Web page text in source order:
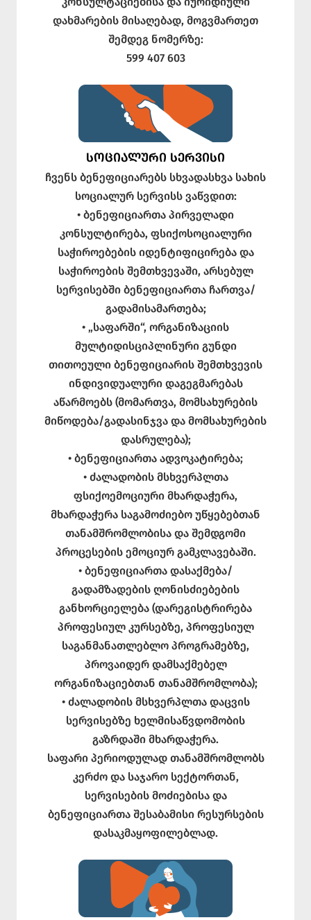
დახმარების მისაღებად, მოგვმართეთ
შემდეგ ნომერზე:
599 407 603
ᲡᲝᲪᲘᲐᲚᲣᲠᲘ ᲡᲔᲠᲕᲘᲡᲘ
ჩვენს ბენეფიციარებს სხვადასხვა სახის
სოციალურ სერვისს ვაწვდით:
• ბენეფიციართა პირველადი
კონსულტირება, ფსიქოსოციალური
საჭიროებების იდენტიფიცირება და
საჭიროების შემთხვევაში, არსებულ
სერვისებში ბენეფიციართა ჩართვა/
გადამისამართება;
• „საფარში“, ორგანიზაციის
მულტიდისციპლინური გუნდი
თითოეული ბენეფიციარის შემთხვევის
ინდივიდუალური დაგეგმარებას
აწარმოებს (მომართვა, მომსახურების
მიწოდება/გადასინჯვა და მომსახურების
დასრულება);
• ბენეფიციართა ადვოკატირება;
• ძალადობის მსხვერპლთა
ფსიქოემოციური მხარდაჭერა,
მხარდაჭერა საგამოძიებო უწყებებთან
თანამშრომლობისა და შემდგომი
პროცესების ემოციურ გამკლავებაში.
• ბენეფიციართა დასაქმება/
გადამზადების ღონისძიებების
განხორციელება (დარეგისტრირება
პროფესიულ კურსებზე, პროფესიულ
საგანმანათლებლო პროგრამებზე,
პროვაიდერ დამსაქმებელ
ორგანიზაციებთან თანამშრომლობა);
• ძალადობის მსხვერპლთა დაცვის
სერვისებზე ხელმისაწვდომობის
გაზრდაში მხარდაჭერა.
საფარი პერიოდულად თანამშრომლობს
კერძო და საჯარო სექტორთან,
სერვისების მოძიებისა და
ბენეფიციართა შესაბამისი რესურსების
დასაკმაყოფილებლად.